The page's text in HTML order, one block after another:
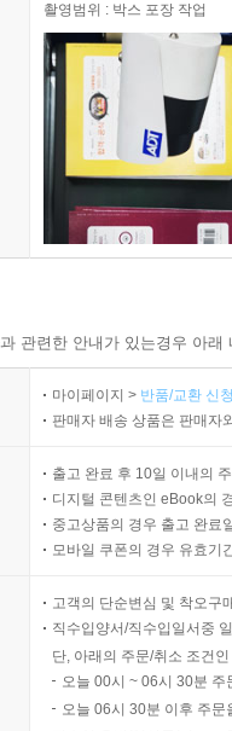
촬영범위 : 박스 포장 작업
관련한 안내가 있는경우 아
마이페이지 > 반품/교환 신
판매자 배송 상품은 판매자
출고 완료 후 10일 이내의
디지털 콘텐츠인 eBook의
중고상품의 경우 출고 완료
모바일 쿠폰의 경우 유효기
고객의 단순변심 및 착오구
직수입양서/직수입일서중
단, 아래의 주문/취소 조건
오늘 00시 ~ 06시 30분
오늘 06시 30분 이후 주